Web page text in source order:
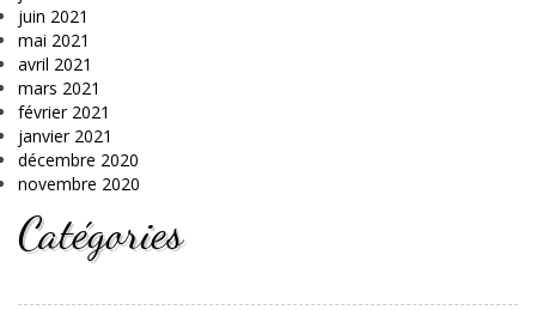
juin 2021
mai 2021
avril 2021
mars 2021
février 2021
janvier 2021
décembre 2020
novembre 2020
Catégories